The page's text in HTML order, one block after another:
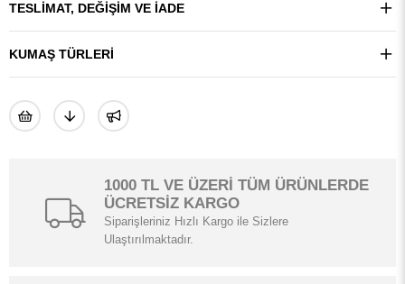
TESLIMAT, DEĞIŞIM VE İADE
KUMAŞ TÜRLERI
1000 TL VE ÜZERİ TÜM ÜRÜNLERDE
ÜCRETSİZ KARGO
Siparişleriniz Hızlı Kargo ile Sizlere
Ulaştırılmaktadır.